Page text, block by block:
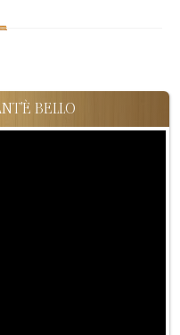
BELLO